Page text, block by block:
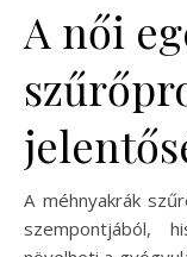
A női
A méhnyakrák
szempontjából,